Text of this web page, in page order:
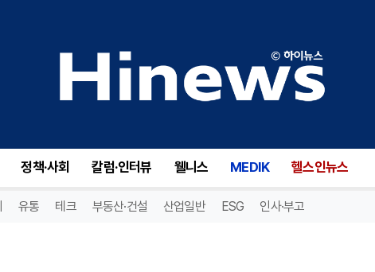
정책·사회 칼럼·인터뷰 웰니스 MEDIK 헬스인뉴스
유통 테크 부동산·건설 산업일반 ESG 인사·부고